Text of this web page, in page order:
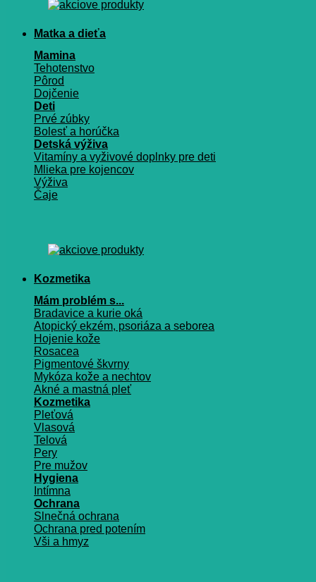
Matka a dieťa
Mamina
Tehotenstvo
Pôrod
Dojčenie
Deti
Prvé zúbky
Bolesť a horúčka
Detská výživa
Vitamíny a vyživové doplnky pre deti
Mlieka pre kojencov
Výživa
Čaje
Kozmetika
Mám problém s...
Bradavice a kurie oká
Atopický ekzém, psoriáza a seborea
Hojenie kože
Rosacea
Pigmentové škvrny
Mykóza kože a nechtov
Akné a mastná pleť
Kozmetika
Pleťová
Vlasová
Telová
Pery
Pre mužov
Hygiena
Intímna
Ochrana
Slnečná ochrana
Ochrana pred potením
Vši a hmyz